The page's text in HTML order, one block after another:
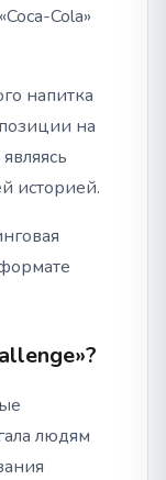
Cola»
напитка
на
историей.
людям